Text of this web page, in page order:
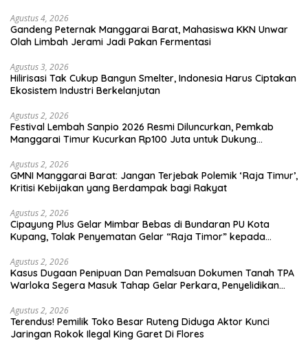
Agustus 4, 2026
Gandeng Peternak Manggarai Barat, Mahasiswa KKN Unwar
Olah Limbah Jerami Jadi Pakan Fermentasi
Agustus 3, 2026
Hilirisasi Tak Cukup Bangun Smelter, Indonesia Harus Ciptakan
Ekosistem Industri Berkelanjutan
Agustus 2, 2026
Festival Lembah Sanpio 2026 Resmi Diluncurkan, Pemkab
Manggarai Timur Kucurkan Rp100 Juta untuk Dukung
Agustus 2, 2026
GMNI Manggarai Barat: Jangan Terjebak Polemik ‘Raja Timur’,
Kritisi Kebijakan yang Berdampak bagi Rakyat
Agustus 2, 2026
Cipayung Plus Gelar Mimbar Bebas di Bundaran PU Kota
Kupang, Tolak Penyematan Gelar “Raja Timor” kepada
Agustus 2, 2026
Kasus Dugaan Penipuan Dan Pemalsuan Dokumen Tanah TPA
Warloka Segera Masuk Tahap Gelar Perkara, Penyelidikan
Agustus 2, 2026
Terendus! Pemilik Toko Besar Ruteng Diduga Aktor Kunci
Jaringan Rokok Ilegal King Garet Di Flores